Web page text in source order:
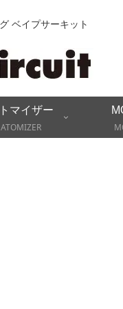
ベイプサーキット
マイザー
ATOMIZER